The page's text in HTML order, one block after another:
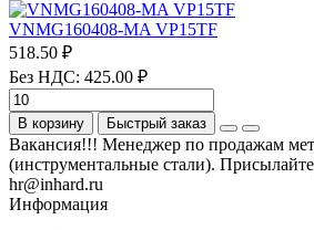
VNMG160408-MA VP15TF
518.50 ₽
Без НДС: 425.00 ₽
В корзину Быстрый заказ
Вакансия!!! Менеджер по продажам
(инструментальные стали).
hr@inhard.ru
Информация